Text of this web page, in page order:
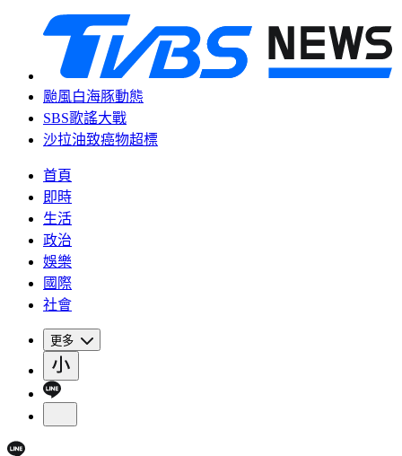
颱風白海豚動態
SBS歌謠大戰
沙拉油致癌物超標
首頁
即時
生活
政治
娛樂
國際
社會
更多